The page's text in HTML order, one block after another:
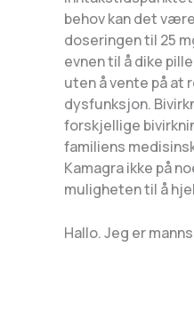
behov kan det
doseringen til 25
evnen til å dike
uten å vente på at
dysfunksjon.
forskjellige
familiens
Kamagra ikke på
muligheten til å
Hallo. Jeg er